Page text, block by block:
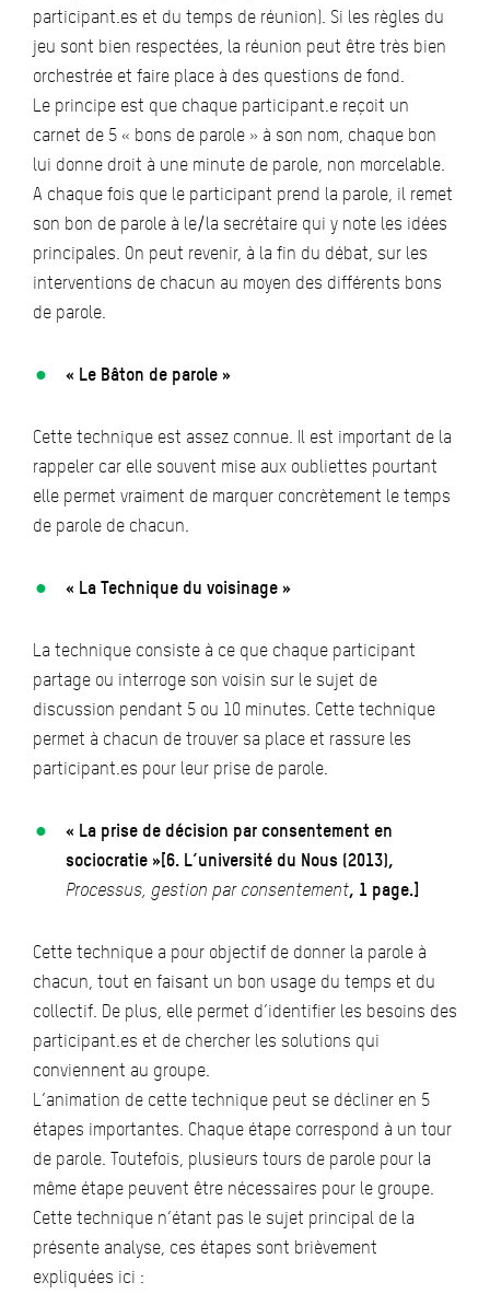
participant.es et du temps de réunion). Si les règles du
jeu sont bien respectées, la réunion peut être très bien
orchestrée et faire place à des questions de fond.
Le principe est que chaque participant.e reçoit un
carnet de 5 « bons de parole » à son nom, chaque bon
lui donne droit à une minute de parole, non morcelable.
A chaque fois que le participant prend la parole, il remet
son bon de parole à le/la secrétaire qui y note les idées
principales. On peut revenir, à la fin du débat, sur les
interventions de chacun au moyen des différents bons
de parole.
« Le Bâton de parole »
Cette technique est assez connue. Il est important de la
rappeler car elle souvent mise aux oubliettes pourtant
elle permet vraiment de marquer concrètement le temps
de parole de chacun.
« La Technique du voisinage »
La technique consiste à ce que chaque participant
partage ou interroge son voisin sur le sujet de
discussion pendant 5 ou 10 minutes. Cette technique
permet à chacun de trouver sa place et rassure les
participant.es pour leur prise de parole.
« La prise de décision par consentement en
sociocratie »[6. L’université du Nous (2013),
Processus, gestion par consentement, 1 page.]
Cette technique a pour objectif de donner la parole à
chacun, tout en faisant un bon usage du temps et du
collectif. De plus, elle permet d’identifier les besoins des
participant.es et de chercher les solutions qui
conviennent au groupe.
L’animation de cette technique peut se décliner en 5
étapes importantes. Chaque étape correspond à un tour
de parole. Toutefois, plusieurs tours de parole pour la
même étape peuvent être nécessaires pour le groupe.
Cette technique n’étant pas le sujet principal de la
présente analyse, ces étapes sont brièvement
expliquées ici :